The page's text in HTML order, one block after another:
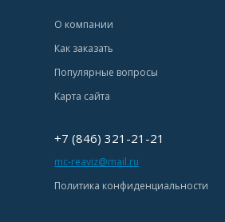
О компании
Как заказать
Популярные вопросы
Карта сайта
+7 (846) 321-21-21
mc-reaviz@mail.ru
Политика конфиденциальности